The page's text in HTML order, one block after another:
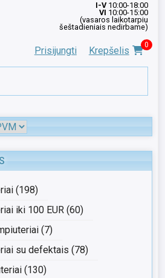
I-V10:00-18:00
VI 10:00-15:00
(vasaros laikotarpiu
šeštadieniais nedirbame)
Prisijungti Krepšelis 0
(198)
iki 100 EUR (60)
(7)
su defektais (78)
(130)